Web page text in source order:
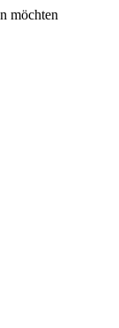
möchten